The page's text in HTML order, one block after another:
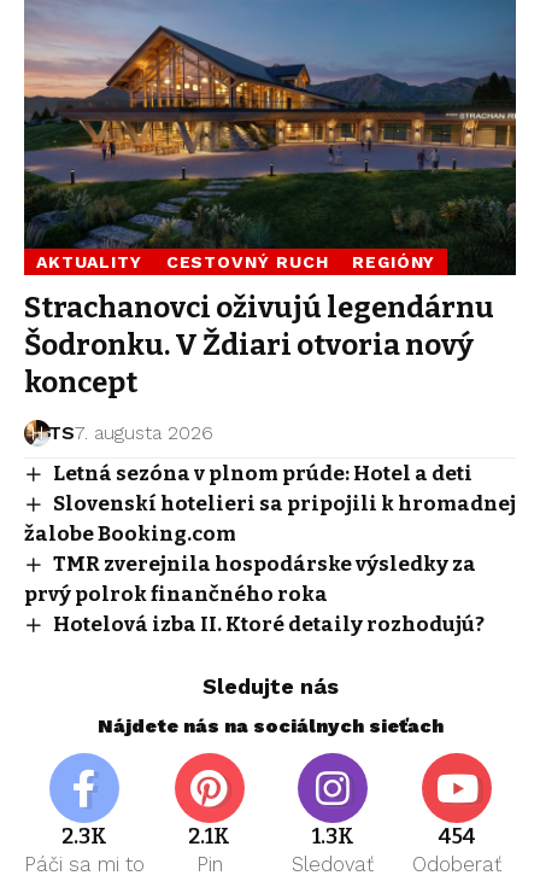
AKTUALITY CESTOVNÝ RUCH REGIÓNY
Strachanovci oživujú legendárnu
Šodronku. V Ždiari otvoria nový
koncept
TS7. augusta 2026
Letná sezóna v plnom prúde: Hotel a deti
Slovenskí hotelieri sa pripojili k hromadnej
žalobe Booking.com
TMR zverejnila hospodárske výsledky za
prvý polrok finančného roka
Hotelová izba II. Ktoré detaily rozhodujú?
Sledujte nás
Nájdete nás na sociálnych sieťach
2.3K
Páči sa mi to
2.1K
Pin
1.3K
Sledovať
454
Odoberať